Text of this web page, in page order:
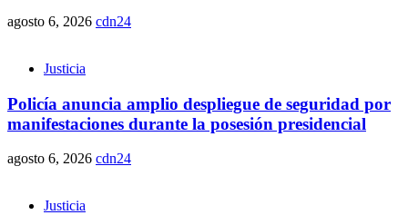
agosto 6, 2026 cdn24
Justicia
Policía anuncia amplio despliegue de seguridad por
manifestaciones durante la posesión presidencial
agosto 6, 2026 cdn24
Justicia